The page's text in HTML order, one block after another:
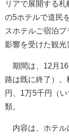
リアで展開する
の5ホテルで道民
スホテルご宿泊
影響を受けた観光
期間は、12月16
路は既に終了）
円、1万5千円（
類。
内容は、ホテル